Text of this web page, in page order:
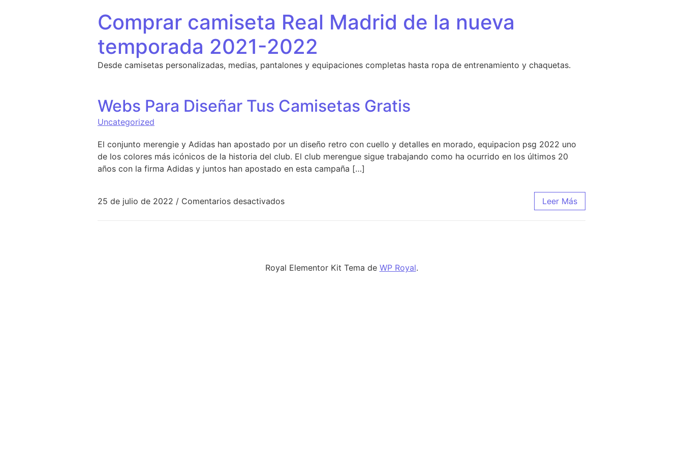
Comprar camiseta Real Madrid de la nueva
temporada 2021-2022
Desde camisetas personalizadas, medias, pantalones y equipaciones completas hasta ropa de entrenamiento y chaquetas.
Webs Para Diseñar Tus Camisetas Gratis
Uncategorized
El conjunto merengie y Adidas han apostado por un diseño retro con cuello y detalles en morado, equipacion psg 2022 uno
de los colores más icónicos de la historia del club. El club merengue sigue trabajando como ha ocurrido en los últimos 20
años con la firma Adidas y juntos han apostado en esta campaña […]
25 de julio de 2022 / Comentarios desactivadosen Webs Para Diseñar Tus Camisetas Gratis Leer Más
Royal Elementor Kit Tema de WP Royal.